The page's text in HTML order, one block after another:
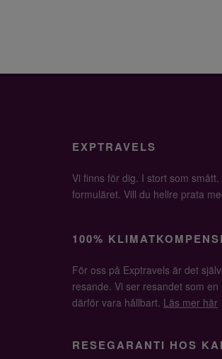
EXPTRAVELS
Vi finns för dig. I stort som
formuläret. Vill du hellre prata
100%
För oss på Exptravels är det
resande. Vi ser resandet som
därför vara hållbart. Läs mer här
RESEGARANTI HOS